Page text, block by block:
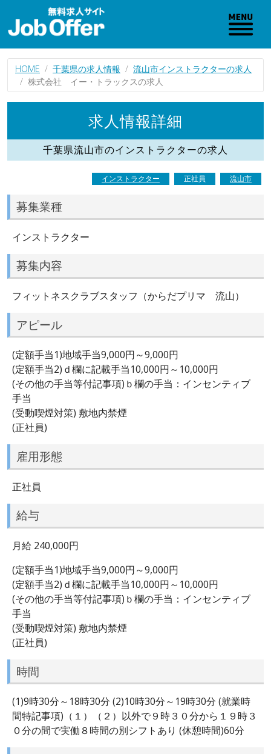
HOME 千葉県の求人情報
流山市インストラクターの求人
株式会社 イー・トラックスの求人
求人情報詳細
千葉県流山市のインストラクターの求人
インストラクター 正社員 流山市
募集業種
インストラクター
募集内容
フィットネスクラブスタッフ（からだプリマ 流山）
アピール
(定額手当1)地域手当9,000円～9,000円
(定額手当2)ｄ欄に記載手当10,000円～10,000円
(その他の手当等付記事項)ｂ欄の手当：インセンティブ
手当
(受動喫煙対策) 敷地内禁煙
(正社員)
雇用形態
正社員
給与
月給 240,000円
(定額手当1)地域手当9,000円～9,000円
(定額手当2)ｄ欄に記載手当10,000円～10,000円
(その他の手当等付記事項)ｂ欄の手当：インセンティブ
手当
(受動喫煙対策) 敷地内禁煙
(正社員)
時間
(1)9時30分～18時30分 (2)10時30分～19時30分 (就業時
間特記事項)（１）（２）以外で９時３０分から１９時３
０分の間で実働８時間の別シフトあり (休憩時間)60分